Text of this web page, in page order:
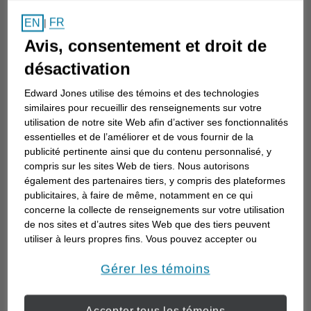
Comment choisir un
conseiller en investissement
Choisir un conseiller en investissement est
votre avenir. Voici comment commencer.
EN | FR
Avis, consentement et droit de
désactivation
Edward Jones utilise des témoins et des technologies
similaires pour recueillir des renseignements sur votre
utilisation de notre site Web afin d’activer ses fonctionnalités
essentielles et de l’améliorer et de vous fournir de la
publicité pertinente ainsi que du contenu personnalisé, y
compris sur les sites Web de tiers. Nous autorisons
également des partenaires tiers, y compris des plateformes
publicitaires, à faire de même, notamment en ce qui
concerne la collecte de renseignements sur votre utilisation
de nos sites et d’autres sites Web que des tiers peuvent
utiliser à leurs propres fins. Vous pouvez accepter ou
Pour en savoir plus sur la façon dont nous utilisons les
veuillez consulter notreDéclaration de confidentialité de
Gérer les témoins